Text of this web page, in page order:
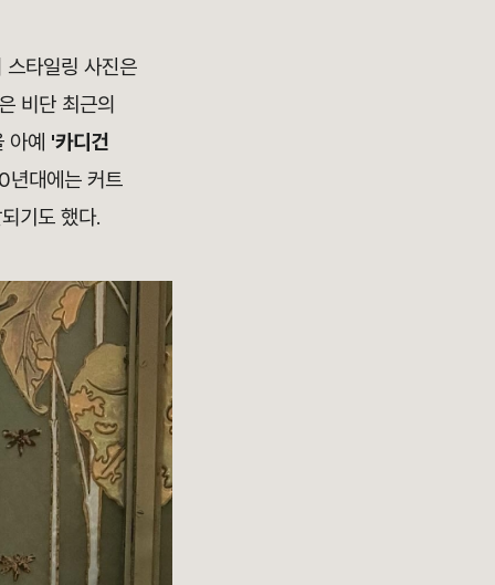
타일링 사진은
비단 최근의
아예 '카디건
년대에는 커트
기도 했다.